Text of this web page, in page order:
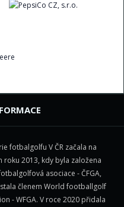
fotbalgolfu V ČR začala na
roku 2013, kdy byla založena
asociace - ČFGA,
členem World footballgolf
- WFGA. V roce 2020 přidala